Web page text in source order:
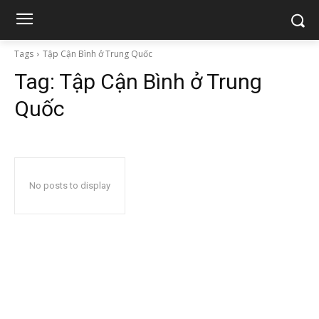
Tags Tập Cận Bình ở Trung Quốc
Tag: Tập Cận Bình ở Trung
Quốc
No posts to display